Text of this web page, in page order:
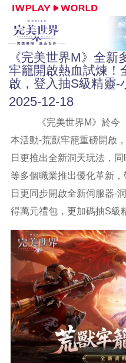
《完美世界M》全
牢籠開啟熱血試煉！
啟，登入抽S級精靈-
2025-12-18
《完美世界M》於今
本活動-荒獸牢籠重磅開啟
日更推出全新洞天玩法，
等多個職業推出優化革新
日更同步開啟全新伺服器-
得萬元禮包，更加碼抽S級